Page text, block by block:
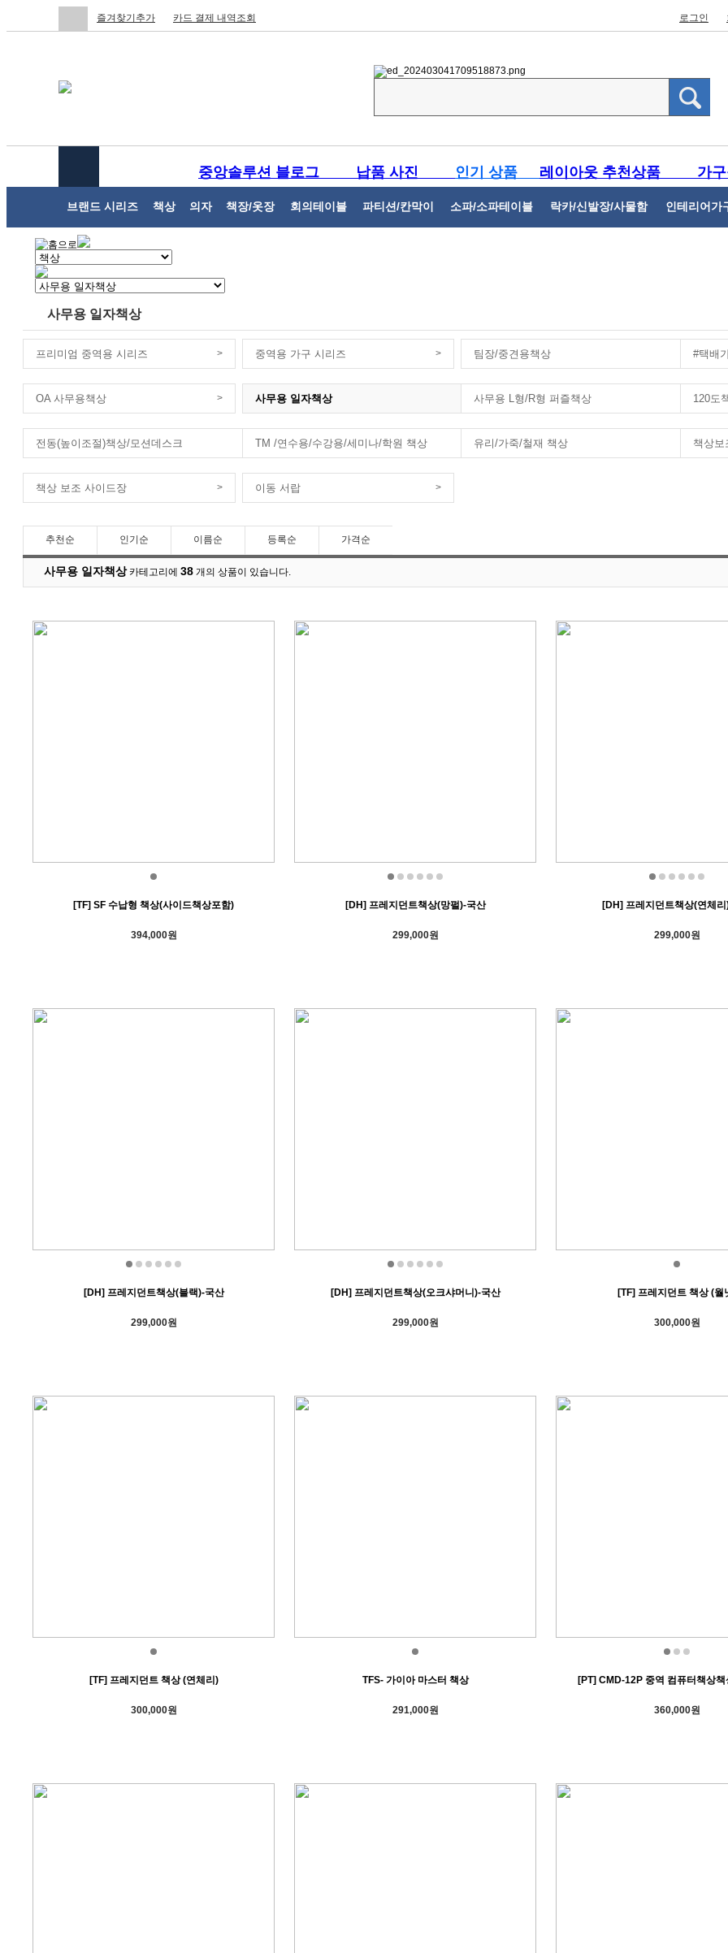
즐겨찾기추가 카드 결제 내역조회 로그인
중앙솔루션 블로그 납품 사진 인기 상품 레이아웃 추천상품 가
브랜드 시리즈 책상 의자 책장/옷장 회의테이블 파티션/칸막이 소파/소파테이블 락카/신발장/사물함 인테리어가
사무용 일자책상
프리미엄 중역용 시리즈 > 중역용 가구 시리즈 > 팀장/중견용책상 #택배
OA 사무용책상 > 사무용 일자책상 사무용 L형/R형 퍼즐책상 120도
전동(높이조절)책상/모션데스크 TM /연수용/수강용/세미나/학원 책상 유리/가죽/철재 책상 책상보
책상 보조 사이드장 > 이동 서랍 >
추천순 인기순 이름순 등록순 가격순
사무용 일자책상카테고리에 38 개의 상품이 있습니다.
[TF] SF 수납형 책상(사이드책상포함)
394,000원
[DH] 프레지던트책상(망펄)-국산
299,000원
[DH] 프레지던트책상(연체
299,000원
[DH] 프레지던트책상(블랙)-국산
299,000원
[DH] 프레지던트책상(오크샤머니)-국산
299,000원
[TF] 프레지던트 책상 (월
300,000원
[TF] 프레지던트 책상 (연체리)
300,000원
TFS- 가이아 마스터 책상
291,000원
[PT] CMD-12P 중역 컴퓨터책상책
360,000원